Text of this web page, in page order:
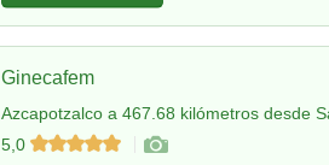
Ginecafem
Azcapotzalco a 467.68 kilómetros desde
5,0